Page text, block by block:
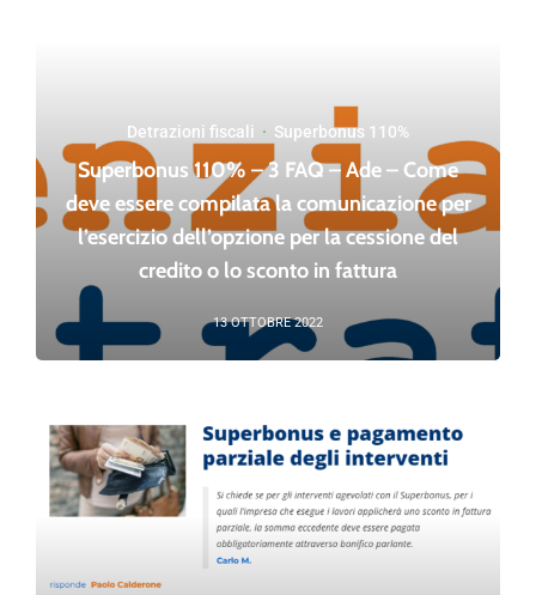
Detrazioni fiscali · Superbonus 110%
Superbonus 110% – 3 FAQ – Ade – Come
deve essere compilata la comunicazione per
l’esercizio dell’opzione per la cessione del
credito o lo sconto in fattura
13 OTTOBRE 2022